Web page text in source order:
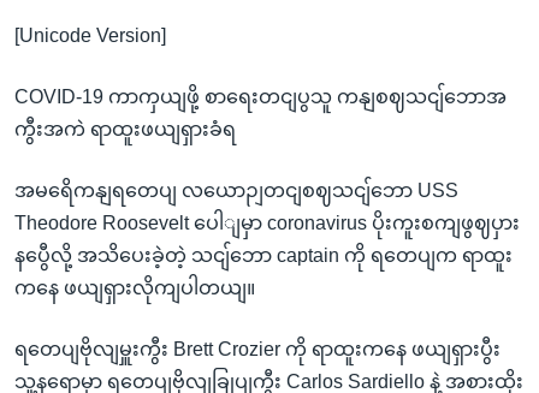
[Unicode Version]
COVID-19 ကာကှယျဖို့ စာရေးတငျပွသူ ကနျစဈသငျ်ဘောအ
ကွီးအကဲ ရာထူးဖယျရှားခံရ
အမရေိကနျရတေပျ လယောဉျတငျစဈသငျ်ဘော USS
Theodore Roosevelt ပေါျမှာ coronavirus ပိုးကူးစကျဖွဈပှား
နပွေီလို့ အသိပေးခဲ့တဲ့ သငျ်ဘော captain ကို ရတေပျက ရာထူး
ကနေ ဖယျရှားလိုကျပါတယျ။
ရတေပျဗိုလျမှူးကွီး Brett Crozier ကို ရာထူးကနေ ဖယျရှားပွီး
သူ့နရောမှာ ရတေပျဗိုလျခြုပျကွီး Carlos Sardiello နဲ့ အစားထိုး